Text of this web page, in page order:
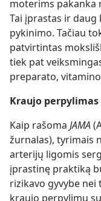
moterims pakanka
Tai įprastas ir
pykinimo. Tačiau
patvirtintas
tiek pat
preparato,
Kraujo
Kaip rašoma JAMA
žurnalas), tyrimais
arterijų ligomis
įprastinę praktiką
rizikavo gyvybe nei
kraujo perpylimu